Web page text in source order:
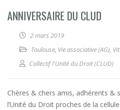
ANNIVERSAIRE DU CLUD
2 mars 2019
Toulouse, Vie associative (AG),
Collectif l'Unité du Droit (CLUD)
Chères & chers amis, adhérents &
l’Unité du Droit proches de la